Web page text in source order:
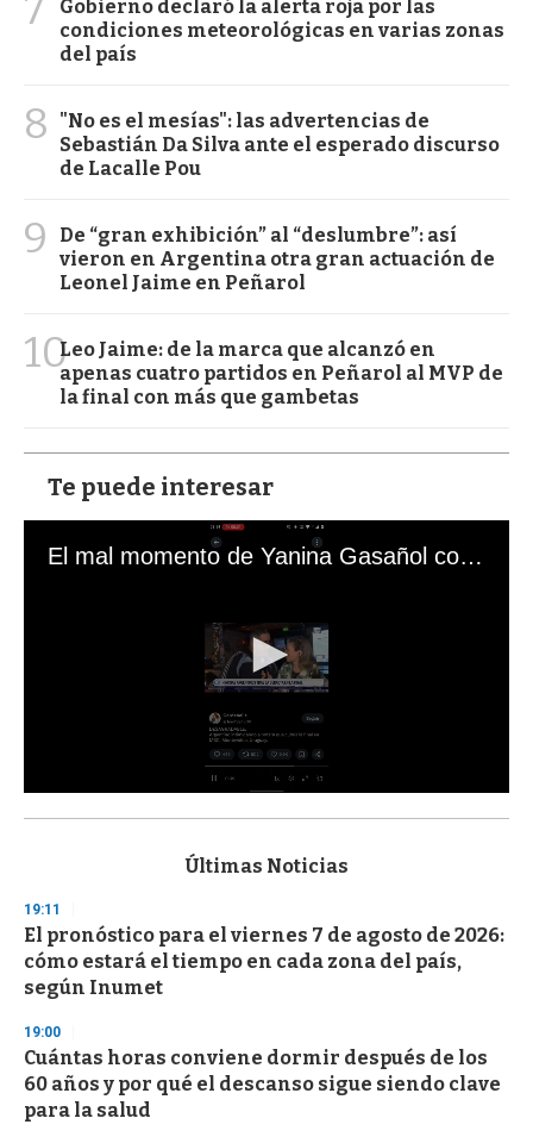
Gobierno declaró la alerta roja por las
condiciones meteorológicas en varias zonas
del país
8
"No es el mesías": las advertencias de
Sebastián Da Silva ante el esperado discurso
de Lacalle Pou
9
De “gran exhibición” al “deslumbre”: así
vieron en Argentina otra gran actuación de
Leonel Jaime en Peñarol
10Leo Jaime: de la marca que alcanzó en
apenas cuatro partidos en Peñarol al MVP de
la final con más que gambetas
Te puede interesar
El mal momento de Yanina Gasañol con un hincha argentino en "Subrayado"
s
d
s
o
f
3
s
e
c
o
n
d
Últimas Noticias
19:11
El pronóstico para el viernes 7 de agosto de 2026:
cómo estará el tiempo en cada zona del país,
según Inumet
19:00
Cuántas horas conviene dormir después de los
60 años y por qué el descanso sigue siendo clave
para la salud